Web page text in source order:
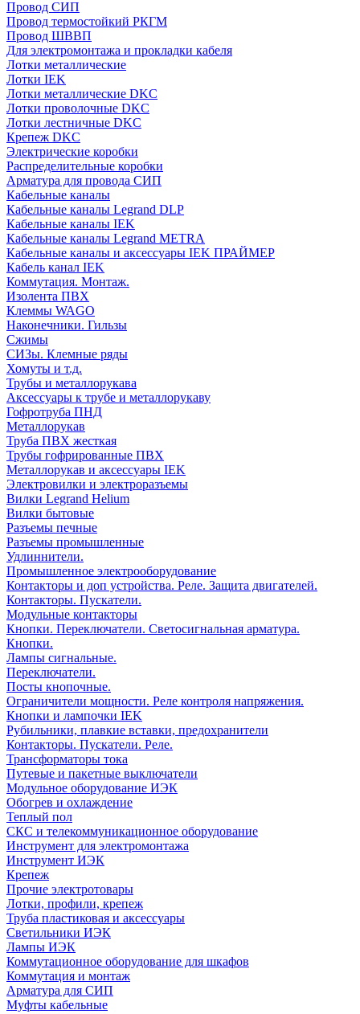
Провод СИП
Провод термостойкий РКГМ
Провод ШВВП
Для электромонтажа и прокладки кабеля
Лотки металлические
Лотки IEK
Лотки металлические DKC
Лотки проволочные DKC
Лотки лестничные DKC
Крепеж DKC
Электрические коробки
Распределительные коробки
Арматура для провода СИП
Кабельные каналы
Кабельные каналы Legrand DLP
Кабельные каналы IEK
Кабельные каналы Legrand METRA
Кабельные каналы и аксессуары IEK ПРАЙМЕР
Кабель канал IEK
Коммутация. Монтаж.
Изолента ПВХ
Клеммы WAGO
Наконечники. Гильзы
Сжимы
СИЗы. Клемные ряды
Хомуты и т.д.
Трубы и металлорукава
Аксессуары к трубе и металлорукаву
Гофротруба ПНД
Металлорукав
Труба ПВХ жесткая
Трубы гофрированные ПВХ
Металлорукав и аксессуары IEK
Электровилки и электроразъемы
Вилки Legrand Helium
Вилки бытовые
Разъемы печные
Разъемы промышленные
Удлиннители.
Промышленное электрооборудование
Контакторы и доп устройства. Реле. Защита двигателей.
Контакторы. Пускатели.
Модульные контакторы
Кнопки. Переключатели. Светосигнальная арматура.
Кнопки.
Лампы сигнальные.
Переключатели.
Посты кнопочные.
Ограничители мощности. Реле контроля напряжения.
Кнопки и лампочки IEK
Рубильники, плавкие вставки, предохранители
Контакторы. Пускатели. Реле.
Трансформаторы тока
Путевые и пакетные выключатели
Модульное оборудование ИЭК
Обогрев и охлаждение
Теплый пол
СКС и телекоммуникационное оборудование
Инструмент для электромонтажа
Инструмент ИЭК
Крепеж
Прочие электротовары
Лотки, профили, крепеж
Труба пластиковая и аксессуары
Светильники ИЭК
Лампы ИЭК
Коммутационное оборудование для шкафов
Коммутация и монтаж
Арматура для СИП
Муфты кабельные